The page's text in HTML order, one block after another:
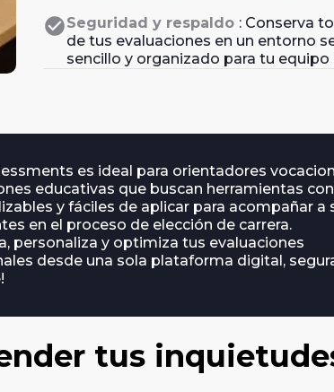
check_circleSeguridad y respaldo : Conserva
de tus evaluaciones en un entorno
sencillo y organizado para tu equipo
es ideal para orientadores
educativas que buscan herramientas
y fáciles de aplicar para acompañar a
en el proceso de elección de carrera.
personaliza y optimiza tus evaluaciones
desde una sola plataforma digital,
tus